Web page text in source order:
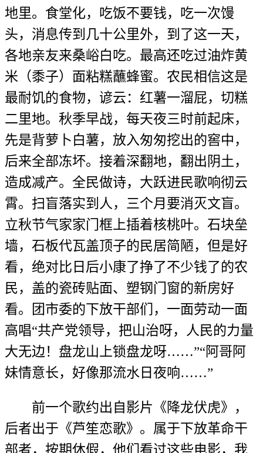
地里。食堂化，吃饭不要钱，吃一次馒
头，消息传到几十公里外，到了这一天，
各地亲友来桑峪白吃。最高还吃过油炸黄
米（黍子）面粘糕蘸蜂蜜。农民相信这是
最耐饥的食物，谚云：红薯一溜屁，切糕
二里地。秋季早战，每天夜三时前起床，
先是背萝卜白薯，放入匆匆挖出的窖中，
后来全部冻坏。接着深翻地，翻出阴土，
造成减产。全民做诗，大跃进民歌响彻云
霄。扫盲落实到人，三个月要消灭文盲。
立秋节气家家门框上插着核桃叶。石块垒
墙，石板代瓦盖顶子的民居简陋，但是好
看，绝对比日后小康了挣了不少钱了的农
民，盖的瓷砖贴面、塑钢门窗的新房好
看。团市委的下放干部们，一面劳动一面
高唱“共产党领导，把山治呀，人民的力量
大无边！盘龙山上锁盘龙呀……”“阿哥阿
妹情意长，好像那流水日夜响……”
前一个歌约出自影片《降龙伏虎》，
后者出于《芦笙恋歌》。属于下放革命干
部者，按期休假，他们看过这些电影，我